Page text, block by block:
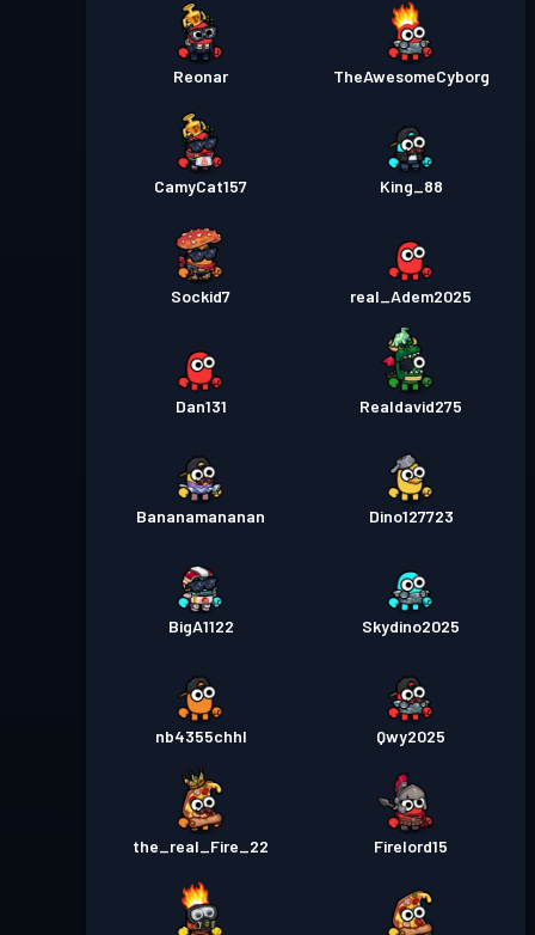
Reonar TheAwesomeCyborg
CamyCat157 King_88
Sockid7 real_Adem2025
Dan131 Realdavid275
Bananamananan Dino127723
BigA1122 Skydino2025
nb4355chhl Qwy2025
the_real_Fire_22 Firelord15